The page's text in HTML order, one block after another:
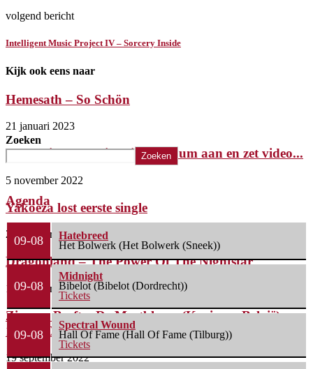
volgend bericht
Intelligent Music Project IV – Sorcery Inside
Kijk ook eens naar
Hemesath – So Schön
21 januari 2023
Insomnium kondigt nieuw album aan en zet video...
5 november 2022
Yakoeza lost eerste single
24 oktober 2022
Dragonland – The Power Of The Nightstar
13 oktober 2022
Zingem Beeft – De Mastbloem (Kruisem, België)
17/09/2022
19 september 2022
Zoeken
Zoeken
Agenda
09-08
Hatebreed
Het Bolwerk (Het Bolwerk (Sneek))
09-08
Midnight
Bibelot (Bibelot (Dordrecht))
Tickets
09-08
Spectral Wound
Hall Of Fame (Hall Of Fame (Tilburg))
Tickets